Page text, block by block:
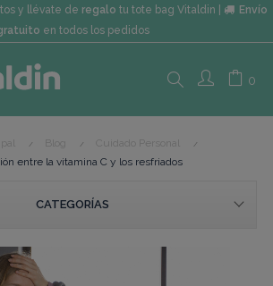
y llévate de regalo tu tote bag Vitaldin |
Envío
en todos los pedidos
Search
here...
0
entre la vitamina C y los resfriados
CATEGORÍAS